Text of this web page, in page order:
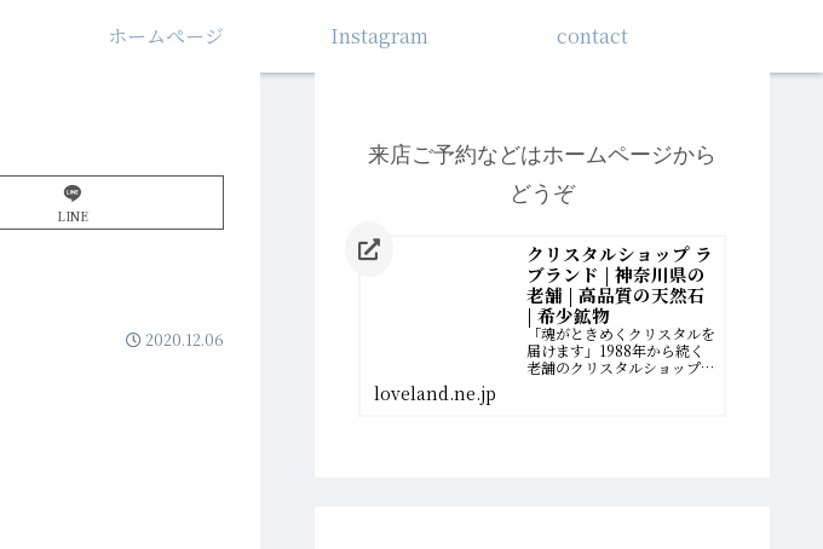
ホームぺージ Instagram contact
LINE
2020.12.06
来店ご予約などはホームページから
どうぞ
クリスタルショップ ラ
ブランド | 神奈川県の
老舗 | 高品質の天然石
| 希少鉱物
「魂がときめくクリスタルを
届けます」1988年から続く
老舗のクリスタルショップ。
loveland.ne.jp